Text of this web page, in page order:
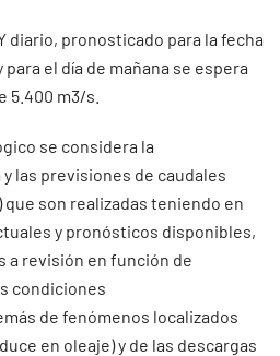
diario, pronosticado para la fecha
para el día de mañana se espera
5.400 m3/s.
se considera la
las previsiones de caudales
son realizadas teniendo en
y pronósticos disponibles,
a revisión en función de
condiciones
de fenómenos localizados
en oleaje) y de las descargas